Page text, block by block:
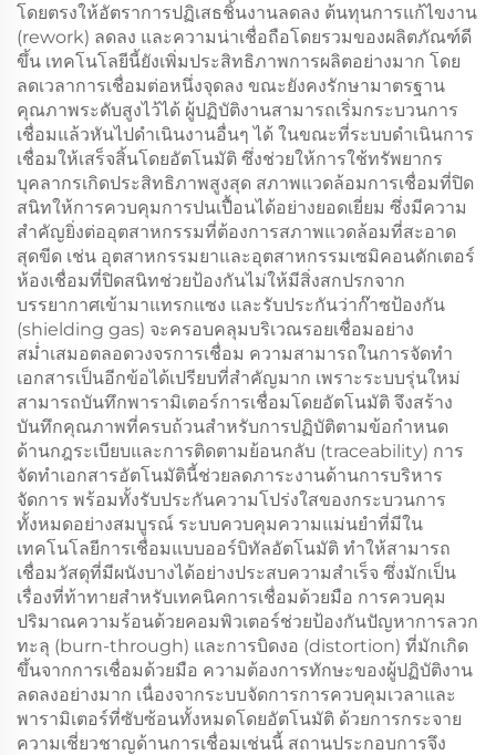
โดยตรงให้อัตราการปฏิเสธชิ้นงานลดลง ต้นทุนการแก้ไขงาน
(rework) ลดลง และความน่าเชื่อถือโดยรวมของผลิตภัณฑ์ดี
ขึ้น เทคโนโลยีนี้ยังเพิ่มประสิทธิภาพการผลิตอย่างมาก โดย
ลดเวลาการเชื่อมต่อหนึ่งจุดลง ขณะยังคงรักษามาตรฐาน
คุณภาพระดับสูงไว้ได้ ผู้ปฏิบัติงานสามารถเริ่มกระบวนการ
เชื่อมแล้วหันไปดำเนินงานอื่นๆ ได้ ในขณะที่ระบบดำเนินการ
เชื่อมให้เสร็จสิ้นโดยอัตโนมัติ ซึ่งช่วยให้การใช้ทรัพยากร
บุคลากรเกิดประสิทธิภาพสูงสุด สภาพแวดล้อมการเชื่อมที่ปิด
สนิทให้การควบคุมการปนเปื้อนได้อย่างยอดเยี่ยม ซึ่งมีความ
สำคัญยิ่งต่ออุตสาหกรรมที่ต้องการสภาพแวดล้อมที่สะอาด
สุดขีด เช่น อุตสาหกรรมยาและอุตสาหกรรมเซมิคอนดักเตอร์
ห้องเชื่อมที่ปิดสนิทช่วยป้องกันไม่ให้มีสิ่งสกปรกจาก
บรรยากาศเข้ามาแทรกแซง และรับประกันว่าก๊าซป้องกัน
(shielding gas) จะครอบคลุมบริเวณรอยเชื่อมอย่าง
สม่ำเสมอตลอดวงจรการเชื่อม ความสามารถในการจัดทำ
เอกสารเป็นอีกข้อได้เปรียบที่สำคัญมาก เพราะระบบรุ่นใหม่
สามารถบันทึกพารามิเตอร์การเชื่อมโดยอัตโนมัติ จึงสร้าง
บันทึกคุณภาพที่ครบถ้วนสำหรับการปฏิบัติตามข้อกำหนด
ด้านกฎระเบียบและการติดตามย้อนกลับ (traceability) การ
จัดทำเอกสารอัตโนมัตินี้ช่วยลดภาระงานด้านการบริหาร
จัดการ พร้อมทั้งรับประกันความโปร่งใสของกระบวนการ
ทั้งหมดอย่างสมบูรณ์ ระบบควบคุมความแม่นยำที่มีใน
เทคโนโลยีการเชื่อมแบบออร์บิทัลอัตโนมัติ ทำให้สามารถ
เชื่อมวัสดุที่มีผนังบางได้อย่างประสบความสำเร็จ ซึ่งมักเป็น
เรื่องที่ท้าทายสำหรับเทคนิคการเชื่อมด้วยมือ การควบคุม
ปริมาณความร้อนด้วยคอมพิวเตอร์ช่วยป้องกันปัญหาการลวก
ทะลุ (burn-through) และการบิดงอ (distortion) ที่มักเกิด
ขึ้นจากการเชื่อมด้วยมือ ความต้องการทักษะของผู้ปฏิบัติงาน
ลดลงอย่างมาก เนื่องจากระบบจัดการการควบคุมเวลาและ
พารามิเตอร์ที่ซับซ้อนทั้งหมดโดยอัตโนมัติ ด้วยการกระจาย
ความเชี่ยวชาญด้านการเชื่อมเช่นนี้ สถานประกอบการจึง